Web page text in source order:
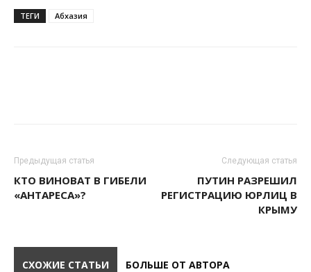
ТЕГИ Абхазия
Предыдущая статья
КТО ВИНОВАТ В ГИБЕЛИ
«АНТАРЕСА»?
Следующая статья
ПУТИН РАЗРЕШИЛ
РЕГИСТРАЦИЮ ЮРЛИЦ В
КРЫМУ
СХОЖИЕ СТАТЬИ БОЛЬШЕ ОТ АВТОРА